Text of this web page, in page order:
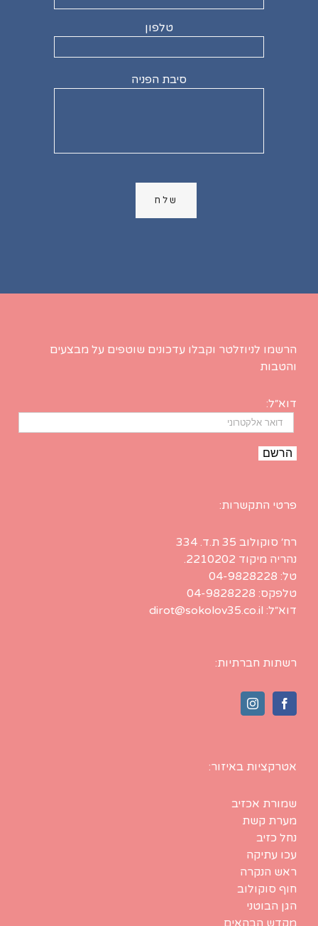
טלפון
סיבת הפניה
הרשמו לניוזלטר וקבלו עדכונים שוטפים על מבצעים
והטבות
דוא״ל:
פרטי התקשרות:
רח׳ סוקולוב 35 ת.ד. 334
נהריה מיקוד 2210202.
טל: 04-9828228
טלפקס: 04-9828228
דוא״ל: dirot@sokolov35.co.il
רשתות חברתיות:
אטרקציות באיזור:
שמורת אכזיב
מערת קשת
נחל כזיב
עכו עתיקה
ראש הנקרה
חוף סוקולוב
הגן הבוטני
מקדש הבהאים